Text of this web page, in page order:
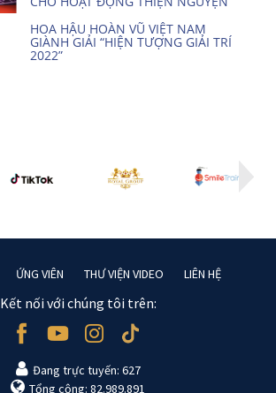
HOA HẬU HOÀN VŨ VIỆT NAM
GIÀNH GIẢI “HIỆN TƯỢNG GIẢI TRÍ
2022”
ỨNG VIÊN THƯ VIỆN VIDEO LIÊN HỆ
Kết nối với chúng tôi trên:
Đang trực tuyến: 627
Tổng cộng: 82.989.891